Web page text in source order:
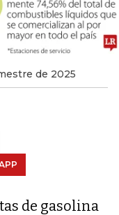
de 2025
de gasolina